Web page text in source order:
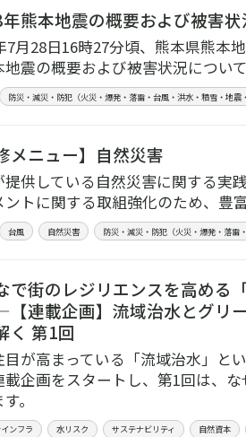
熊本地震の概要および被害
7月28日16時27分頃、熊本県熊本
地震の概要および被害状況につい
防災・減災・防犯（火災・爆発・落雷・台風・洪水・積雪・地震
メニュー】自然災害
提供している自然災害に関する実
ントに関する取組強化のため、豊
台風 自然災害 防災・減災・防犯（火災・爆発・落雷
で街のレジリエンスを高める
連載企画】流域治水とグリー
く 第1回
目が高まっている「流域治水」と
載企画をスタートし、第1回は、
。
ンフラ 水リスク サステナビリティ 自然資本